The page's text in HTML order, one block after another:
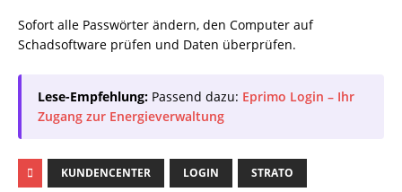
Sofort alle Passwörter ändern, den Computer auf
Schadsoftware prüfen und Daten überprüfen.
Lese-Empfehlung: Passend dazu: Eprimo Login – Ihr
Zugang zur Energieverwaltung
KUNDENCENTER LOGIN STRATO